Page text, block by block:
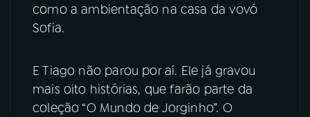
como a ambientação na casa da vovó
Sofia.
E Tiago não parou por aí. Ele já gravou
mais oito histórias, que farão parte da
coleção “O Mundo de Jorginho”. O